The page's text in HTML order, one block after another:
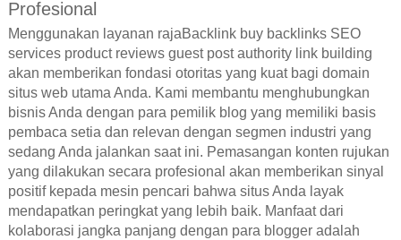
Profesional
Menggunakan layanan rajaBacklink buy backlinks SEO
services product reviews guest post authority link building
akan memberikan fondasi otoritas yang kuat bagi domain
situs web utama Anda. Kami membantu menghubungkan
bisnis Anda dengan para pemilik blog yang memiliki basis
pembaca setia dan relevan dengan segmen industri yang
sedang Anda jalankan saat ini. Pemasangan konten rujukan
yang dilakukan secara profesional akan memberikan sinyal
positif kepada mesin pencari bahwa situs Anda layak
mendapatkan peringkat yang lebih baik. Manfaat dari
kolaborasi jangka panjang dengan para blogger adalah